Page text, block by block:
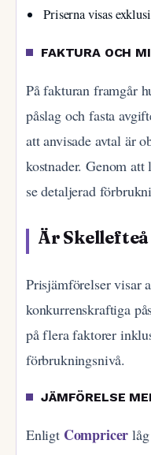
Priserna visas
FAKTURA OCH
På fakturan framgår
påslag och fasta
att anvisade avtal är
kostnader. Genom
se detaljerad
Är
Prisjämförelser visar
konkurrenskraftiga
på flera faktorer
förbrukningsnivå.
JÄMFÖRELSE
Enligt Compricer